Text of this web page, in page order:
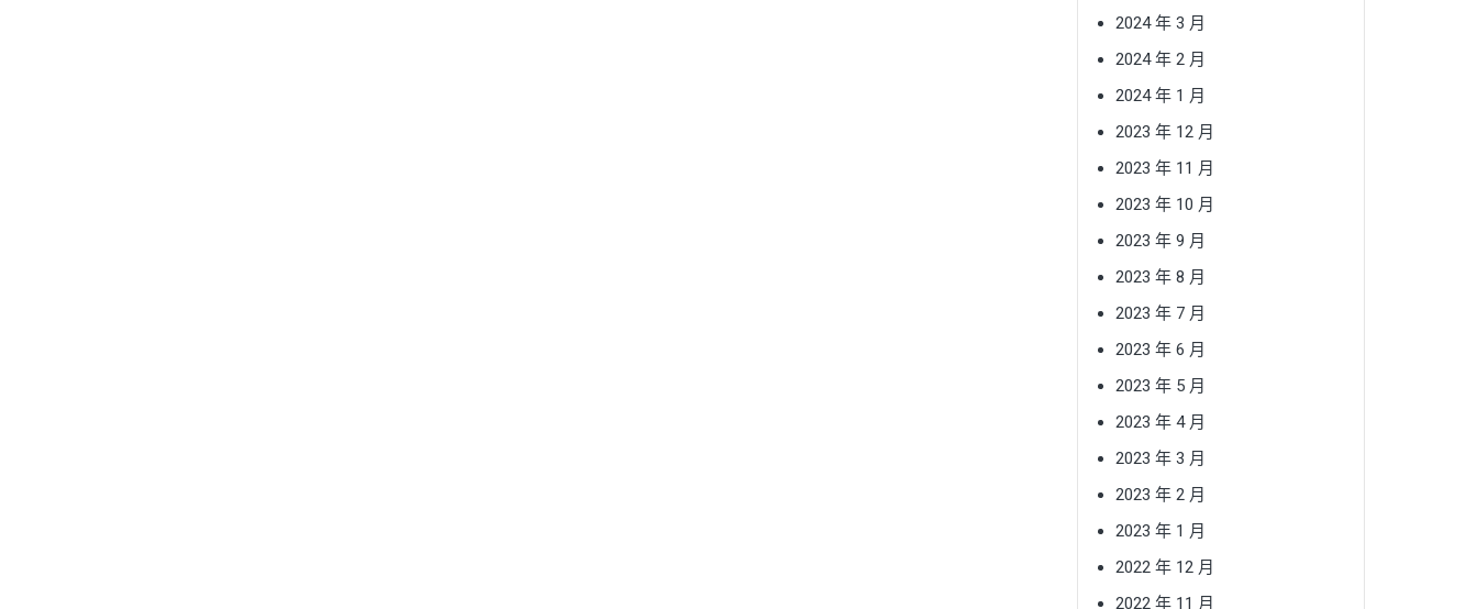
2024 年 3 月
2024 年 2 月
2024 年 1 月
2023 年 12 月
2023 年 11 月
2023 年 10 月
2023 年 9 月
2023 年 8 月
2023 年 7 月
2023 年 6 月
2023 年 5 月
2023 年 4 月
2023 年 3 月
2023 年 2 月
2023 年 1 月
2022 年 12 月
2022 年 11 月